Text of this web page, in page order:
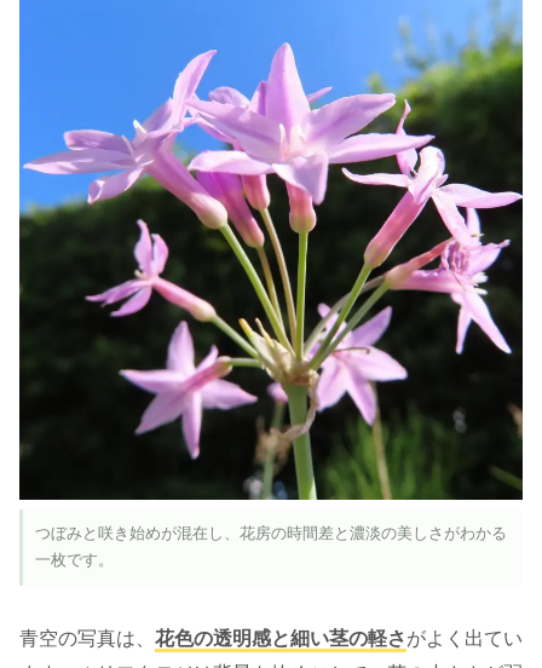
つぼみと咲き始めが混在し、花房の時間差と濃淡の美しさがわかる
一枚です。
青空の写真は、 花色の透明感と細い茎の軽さがよく出てい